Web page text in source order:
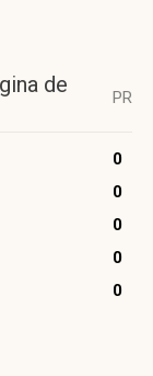
de
PR
0
0
0
0
0